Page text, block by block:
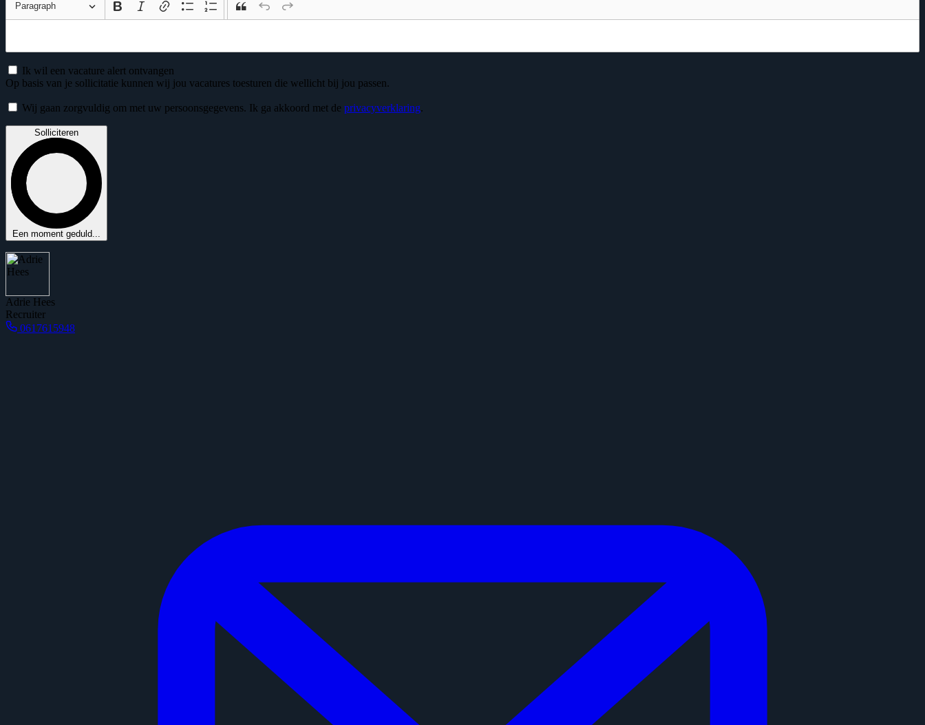
Paragraph
Ik wil een vacature alert ontvangen
Op basis van je sollicitatie kunnen wij jou vacatures toesturen die wellicht bij jou passen.
Wij gaan zorgvuldig om met uw persoonsgegevens. Ik ga akkoord met de privacyverklaring.
Solliciteren
Een moment geduld...
Adrie Hees
Recruiter
0617615948